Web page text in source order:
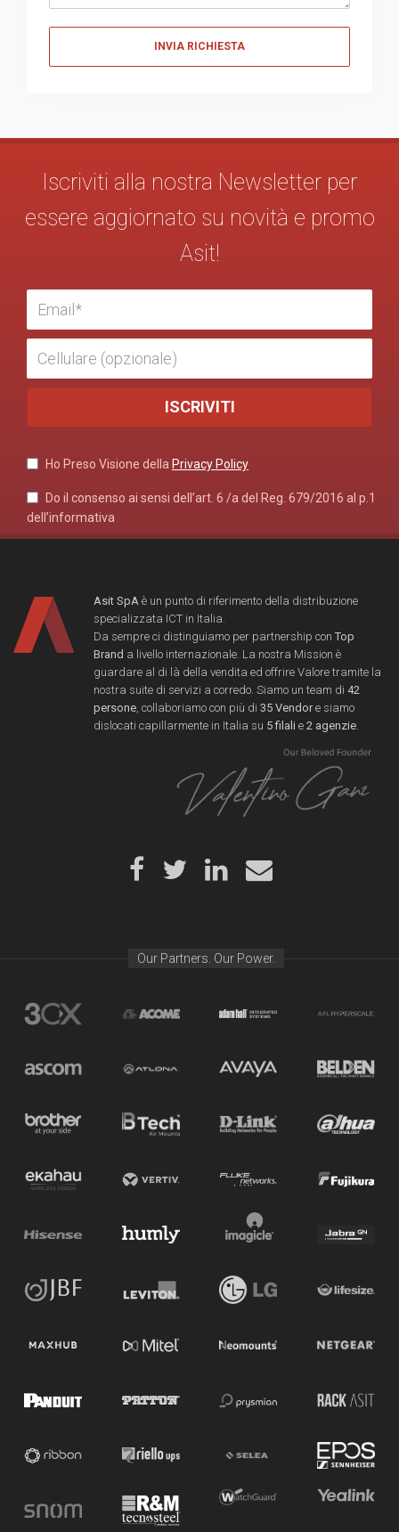
Iscriviti alla nostra Newsletter per
essere aggiornato su novità e promo
Asit!
Ho Preso Visione della Privacy Policy
Do il consenso ai sensi dell’art. 6 /a del Reg. 679/2016 al p.1
dell’informativa
Asit SpA è un punto di riferimento della distribuzione
specializzata ICT in Italia.
Da sempre ci distinguiamo per partnership con Top
Brand a livello internazionale. La nostra Mission è
guardare al di là della vendita ed offrire Valore tramite la
nostra suite di servizi a corredo. Siamo un team di 42
persone , collaboriamo con più di 35 Vendore siamo
dislocati capillarmente in Italia su 5 filali e 2 agenzie